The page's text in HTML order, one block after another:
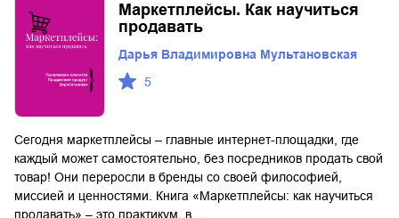
Маркетплейсы. Как научиться
продавать
Дарья Владимировна Мультановская
5
Сегодня маркетплейсы – главные интернет-площадки, где
каждый может самостоятельно, без посредников продать свой
товар! Они переросли в бренды со своей философией,
миссией и ценностями. Книга «Маркетплейсы: как научиться
продавать» – это практикум, в …